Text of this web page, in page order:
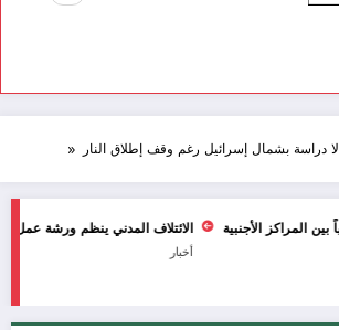
لا دراسة بشمال إسرائيل رغم وقف إطلاق النار
الائتلاف المدني ينظم ورشة عمل بعنوان: